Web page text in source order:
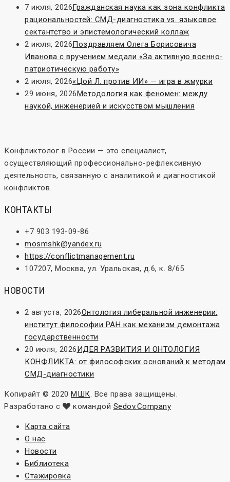
7 июля, 2026Гражданская наука как зона конфликта
рациональностей: СМД-диагностика vs. языковое
сектантство и эпистемологический коллаж
2 июля, 2026Поздравляем Олега Борисовича
Иванова с вручением медали «За активную военно-
патриотическую работу»
2 июля, 2026«Цой Л. против ИИ» — игра в жмурки
29 июня, 2026Методология как феномен: между
наукой, инженерией и искусством мышления
Конфликтолог в России — это специалист,
осуществляющий профессионально-рефлексивную
деятельность, связанную с аналитикой и диагностикой
конфликтов.
КОНТАКТЫ
+7 903 193-09-86
mosmshk@yandex.ru
https://conflictmanagement.ru
107207, Москва, ул. Уральская, д.6, к. 8/65
НОВОСТИ
2 августа, 2026Онтология либеральной инженерии:
институт философии РАН как механизм демонтажа
государственности
20 июля, 2026ИДЕЯ РАЗВИТИЯ И ОНТОЛОГИЯ
КОНФЛИКТА: от философских оснований к методам
СМД-диагностики
Копирайт © 2020 МШК. Все права защищены.
Разработано с
командой Sedov.Company
Карта сайта
О нас
Новости
Библиотека
Стажировка